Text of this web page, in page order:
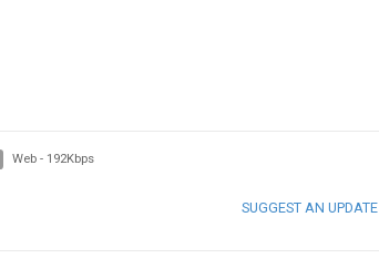
Web - 192Kbps
SUGGEST AN UPDATE